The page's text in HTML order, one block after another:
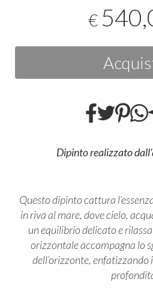
€
Dipinto realizzato
Questo dipinto cattura
in riva al mare, dove cielo,
un equilibrio delicato e
orizzontale accompagna lo
dell’orizzonte, enfatizzando